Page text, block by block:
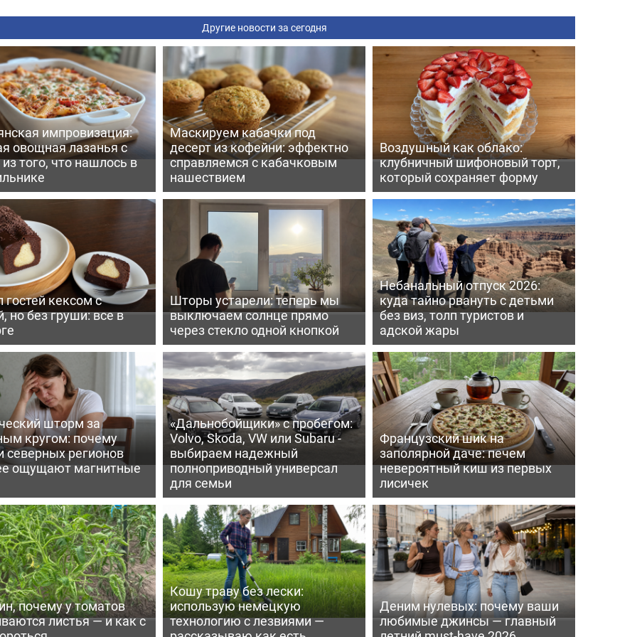
Другие новости за сегодня
импровизация:
овощная лазанья с
того, что нашлось в
Маскируем кабачки под
десерт из кофейни: эффектно
справляемся с кабачковым
нашествием
Воздушный как облако:
клубничный шифоновый торт,
который сохраняет форму
гостей кексом с
но без груши: все в
Шторы устарели: теперь мы
выключаем солнце прямо
через стекло одной кнопкой
Небанальный отпуск 2026:
куда тайно рвануть с детьми
без виз, толп туристов и
адской жары
шторм за
кругом: почему
северных регионов
ощущают магнитные
«Дальнобойщики» с пробегом:
Volvo, Skoda, VW или Subaru -
выбираем надежный
полноприводный универсал
для семьи
Французский шик на
заполярной даче: печем
невероятный киш из первых
лисичек
почему у томатов
листья — и как с
Кошу траву без лески:
использую немецкую
технологию с лезвиями —
Деним нулевых: почему ваши
любимые джинсы — главный